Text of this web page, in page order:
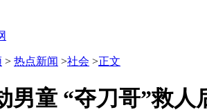
> 热点新闻 >社会 >正文
男童 “夺刀哥”救人